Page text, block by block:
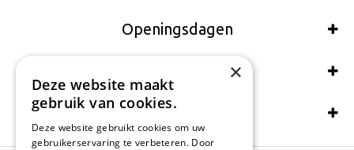
Openingsdagen
Wij accepteren ook:
Schrijf een recensie
×
Deze website maakt
gebruik van cookies.
Deze website gebruikt cookies om uw
gebruikerservaring te verbeteren. Door